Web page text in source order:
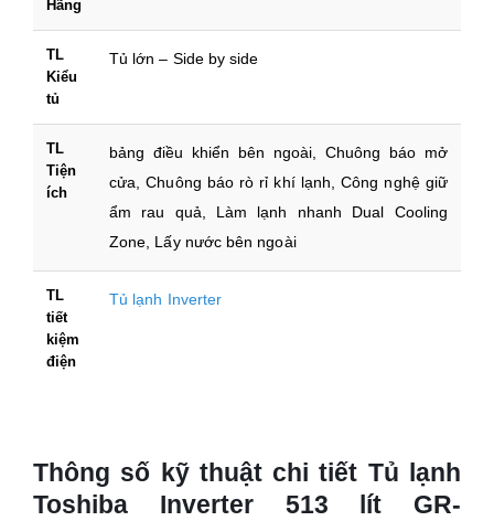
Hãng
TL
Kiểu
tủ
Tủ lớn – Side by side
TL
Tiện
ích
bảng điều khiển bên ngoài, Chuông báo mở
cửa, Chuông báo rò rỉ khí lạnh, Công nghệ giữ
ẩm rau quả, Làm lạnh nhanh Dual Cooling
Zone, Lấy nước bên ngoài
TL
tiết
kiệm
điện
Tủ lạnh Inverter
Thông số kỹ thuật chi tiết Tủ lạnh
Toshiba Inverter 513 lít GR-